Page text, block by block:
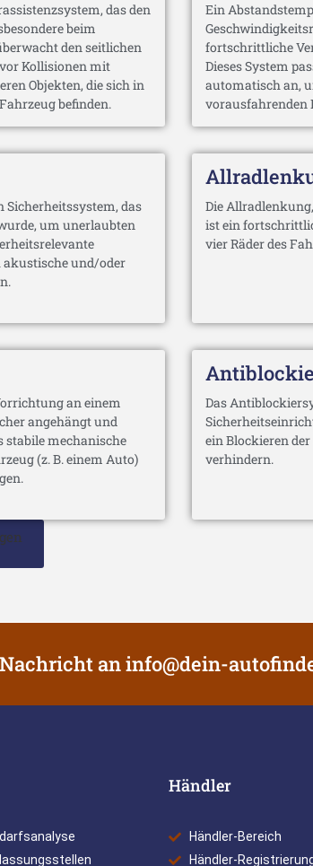
das den
beim
den seitlichen
Kollisionen mit
Objekten, die sich in
befinden.
Ein
fortschrittliche
Dieses System
automatisch an,
vorausfahrenden
Sicherheitssystem, das
um unerlaubten
akustische und/oder
Die
ist ein
vier Räder des
an einem
angehängt und
stabile mechanische
(z. B. einem Auto)
Das
ein Blockieren
verhindern.
aninfo@dein-
Händler
Händler-Bereich
Händler-